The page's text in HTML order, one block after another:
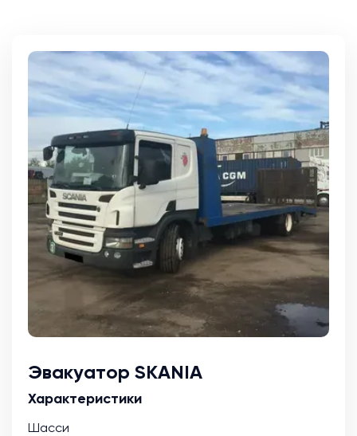
Эвакуатор SKANIA
Характеристики
Шасси